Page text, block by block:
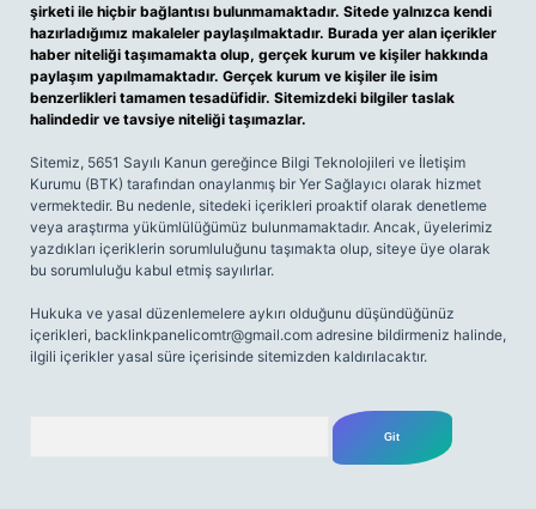
şirketi ile hiçbir bağlantısı bulunmamaktadır. Sitede yalnızca kendi
hazırladığımız makaleler paylaşılmaktadır. Burada yer alan içerikler
haber niteliği taşımamakta olup, gerçek kurum ve kişiler hakkında
paylaşım yapılmamaktadır. Gerçek kurum ve kişiler ile isim
benzerlikleri tamamen tesadüfidir. Sitemizdeki bilgiler taslak
halindedir ve tavsiye niteliği taşımazlar.
Sitemiz, 5651 Sayılı Kanun gereğince Bilgi Teknolojileri ve İletişim
Kurumu (BTK) tarafından onaylanmış bir Yer Sağlayıcı olarak hizmet
vermektedir. Bu nedenle, sitedeki içerikleri proaktif olarak denetleme
veya araştırma yükümlülüğümüz bulunmamaktadır. Ancak, üyelerimiz
yazdıkları içeriklerin sorumluluğunu taşımakta olup, siteye üye olarak
bu sorumluluğu kabul etmiş sayılırlar.
Hukuka ve yasal düzenlemelere aykırı olduğunu düşündüğünüz
içerikleri, backlinkpanelicomtr@gmail.com adresine bildirmeniz halinde,
ilgili içerikler yasal süre içerisinde sitemizden kaldırılacaktır.